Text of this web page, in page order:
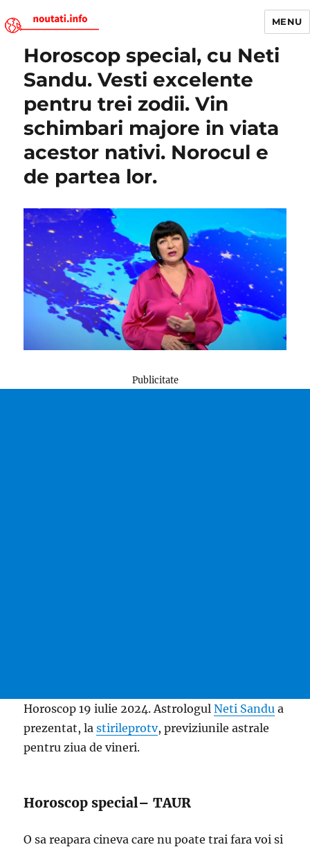
Noutati.Info
MENU
Horoscop special, cu Neti
Sandu. Vesti excelente
pentru trei zodii. Vin
schimbari majore in viata
acestor nativi. Norocul e
de partea lor.
Publicitate
Horoscop 19 iulie 2024. AstrologulNeti Sandu a
prezentat, lastirileprotv, previziunile astrale
pentru ziua de vineri.
Horoscop special– TAUR
O sa reapara cineva care nu poate trai fara voi si